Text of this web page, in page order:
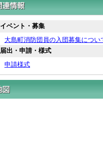
イベント・募集
大島町消防団員の入団募集につい
届出・申請・様式
申請様式